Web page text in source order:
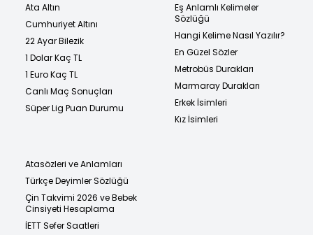
Ata Altın
Cumhuriyet Altını
22 Ayar Bilezik
1 Dolar Kaç TL
1 Euro Kaç TL
Canlı Maç Sonuçları
Süper Lig Puan Durumu
Eş Anlamlı Kelimeler
Sözlüğü
Hangi Kelime Nasıl Yazılır?
En Güzel Sözler
Metrobüs Durakları
Marmaray Durakları
Erkek İsimleri
Kız İsimleri
Atasözleri ve Anlamları
Türkçe Deyimler Sözlüğü
Çin Takvimi 2026 ve Bebek
Cinsiyeti Hesaplama
İETT Sefer Saatleri